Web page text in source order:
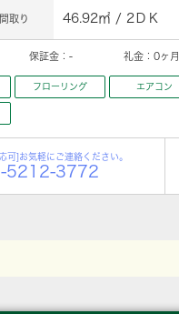
取り 46.92㎡ / 2ＤＫ
保証金： - 礼金： 0ヶ月
フローリング エアコン
可]お気軽にご連絡ください。
5212-3772